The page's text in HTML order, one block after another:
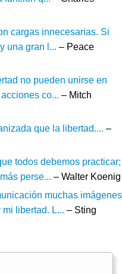
cargas innecesarias. Si
una gran l... – Peace
no pueden unirse en
co... – Mitch
que la libertad.... –
todos debemos practicar;
perse... – Walter Koenig
muchas imágenes
libertad. L... – Sting